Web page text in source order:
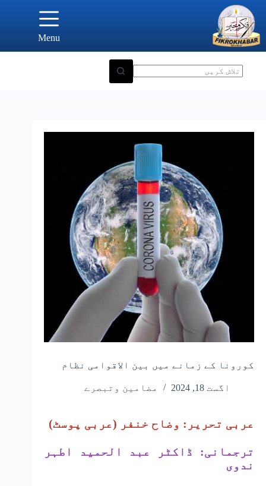
content
Menu
کورونا کے زمانے میں بین الاقوامی نظام
اگست 18, 2024 مضامین وتبصرے
عربی تحریر: وضاح خنفر (عربی پوسٹ)
ترجمانی: ڈاکٹر عبد الحمید اطہر
ندوی